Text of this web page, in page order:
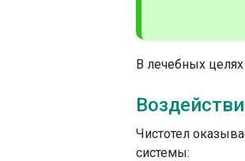
В лечебных целях
Чистотел
системы: